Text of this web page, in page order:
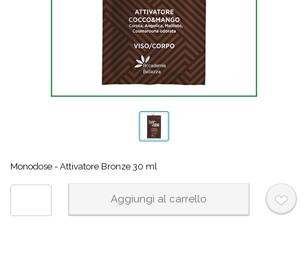
Monodose - Attivatore Bronze 30 ml